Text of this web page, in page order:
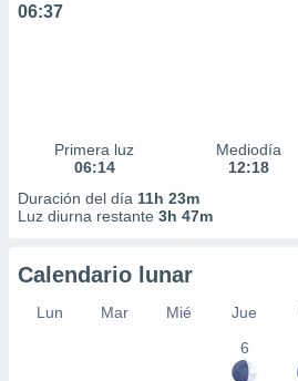
06:37
Primera luz
06:14
Mediodía
12:18
Duración del día 11h 23m
Luz diurna restante 3h 47m
Calendario lunar
Lun Mar Mié Jue
6